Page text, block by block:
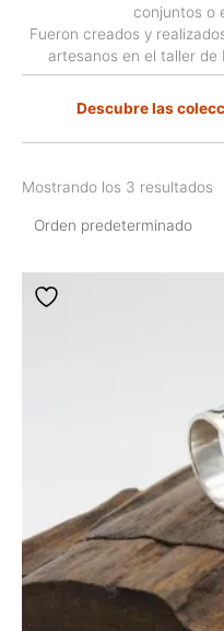
conjuntos o
Fueron creados y
artesanos en el taller de
Descubre las
Mostrando los 3 resultados